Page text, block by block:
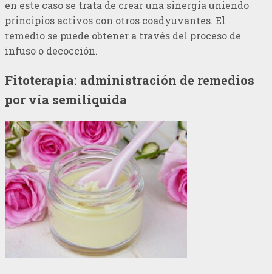
en este caso se trata de crear una sinergia uniendo
principios activos con otros coadyuvantes. El
remedio se puede obtener a través del proceso de
infuso o decocción.
Fitoterapia: administración de remedios
por vía semilíquida